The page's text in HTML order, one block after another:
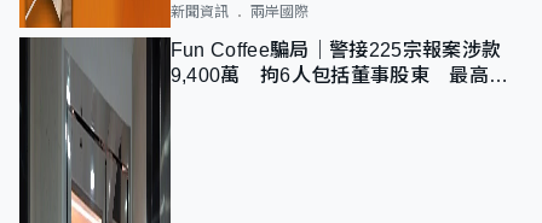
新聞資訊 兩岸國際
Fun Coffee騙局｜警接225宗報案涉款
9,400萬 拘6人包括董事股東 最高金